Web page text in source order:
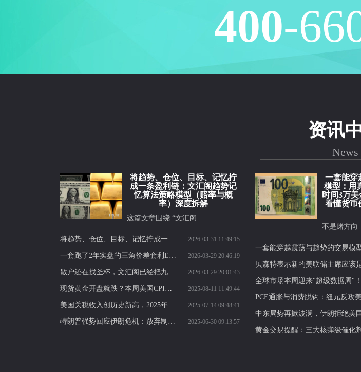
400-
资讯
News
将趋势、仓位、目标、记忆拧
成一条盈利链：文汇阁趋势记
忆算法策略模型（赔率与概
率）深度拆解
这篇文章围绕 “文汇阁…
将趋势、仓位、目标、记忆拧成一条盈利链：文汇阁趋势记忆算法策略模型（赔率与概率）深度拆解 2026-03-31 11:49:15
一套跑了2年实盘的三角价差套利EA，我为什么现在才开放授权？基于对冲价差逻辑的自动化套利执行模型，长期实盘运行经验，授权使用 2026-03-29 20:46:19
散户还在找圣杯，文汇阁已经把九套赚钱逻辑拼成了一整套交易战争机器，盯的是整个交易体系怎么长期稳定盈利：这就是你和成熟交易者的差距 2026-03-29 20:01:43
现货黄金开盘就跌？本周美国CPI数据或将定乾坤 2025-08-11 11:49:44
美国关税收入创历史新高，2025年或达3000亿美元，财政前景引发热议！ 2025-07-14 09:48:41
特朗普强势回应伊朗危机：放弃制裁解除，警告再轰核设施！黄金多头反击机会来了？ 2025-06-30 09:13:57
一套能穿
模型：用
时间3万
看懂货币
不是赌方